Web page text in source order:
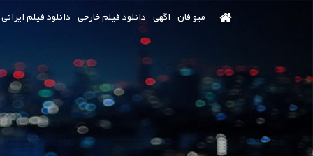
میو فان اگهی دانلود فیلم خارجی دانلود فیلم ایرانی